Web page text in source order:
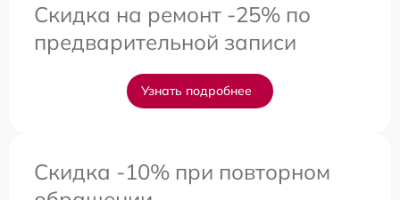
Скидка на ремонт -25% по
предварительной записи
Узнать подробнее
Скидка -10% при повторном